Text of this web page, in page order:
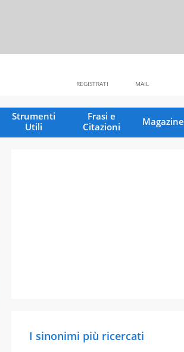
MAIL
REGISTRATI
Strumenti
Utili
Frasi e
Citazioni
Magazine
I sinonimi più ricercati